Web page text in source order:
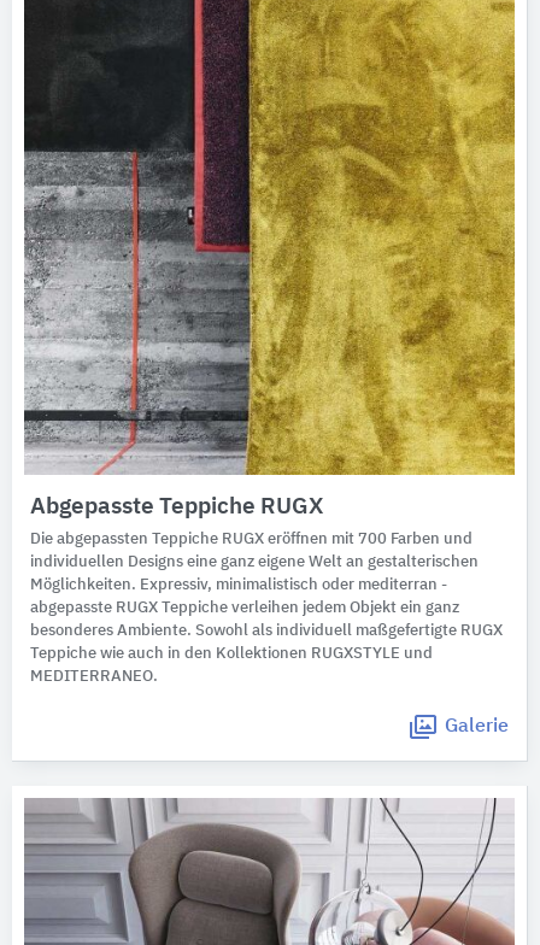
Abgepasste Teppiche RUGX
Die abgepassten Teppiche RUGX eröffnen mit 700 Farben und
individuellen Designs eine ganz eigene Welt an gestalterischen
Möglichkeiten. Expressiv, minimalistisch oder mediterran -
abgepasste RUGX Teppiche verleihen jedem Objekt ein ganz
besonderes Ambiente. Sowohl als individuell maßgefertigte RUGX
Teppiche wie auch in den Kollektionen RUGXSTYLE und
MEDITERRANEO.
Galerie